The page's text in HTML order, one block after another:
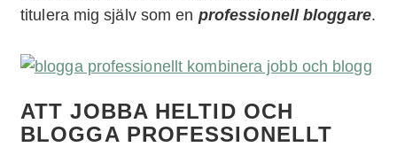
titulera mig själv som en professionell bloggare.
ATT JOBBA HELTID OCH
BLOGGA PROFESSIONELLT